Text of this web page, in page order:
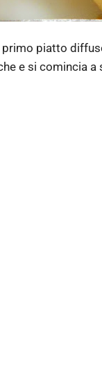
piatto
e si comincia